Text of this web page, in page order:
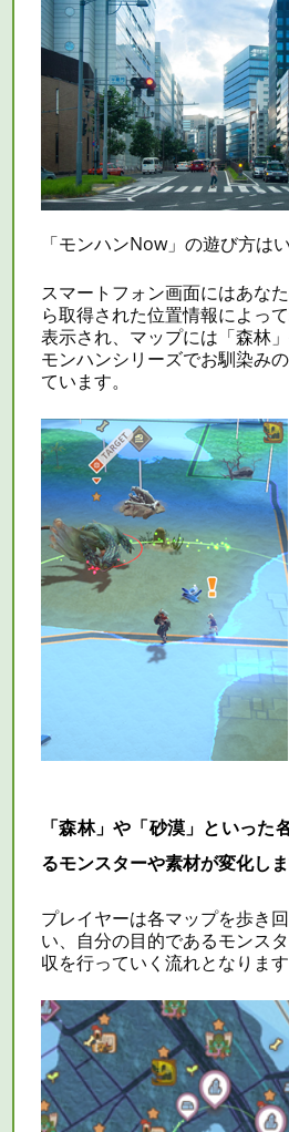
「モンハンNow」の遊び方は
スマートフォン画面にはあな
ら取得された位置情報によっ
表示され、マップには「森林
モンハンシリーズでお馴染み
ています。
「森林」や「砂漠」といった
るモンスターや素材が変化しま
プレイヤーは各マップを歩き
い、自分の目的であるモンス
収を行っていく流れとなります